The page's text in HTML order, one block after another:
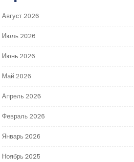
Август 2026
Июль 2026
Июнь 2026
Май 2026
Апрель 2026
Февраль 2026
Январь 2026
Ноябрь 2025